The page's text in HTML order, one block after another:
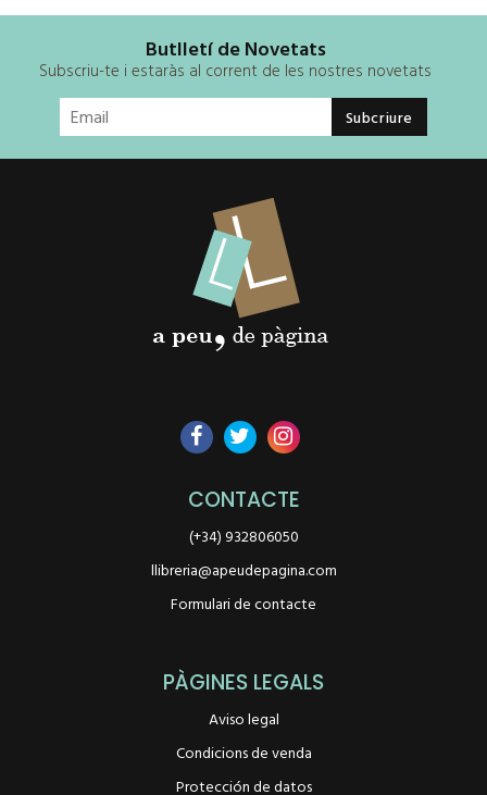
Butlletí de Novetats
Subscriu-te i estaràs al corrent de les nostres novetats
CONTACTE
(+34) 932806050
llibreria@apeudepagina.com
Formulari de contacte
PÀGINES LEGALS
Aviso legal
Condicions de venda
Protección de datos